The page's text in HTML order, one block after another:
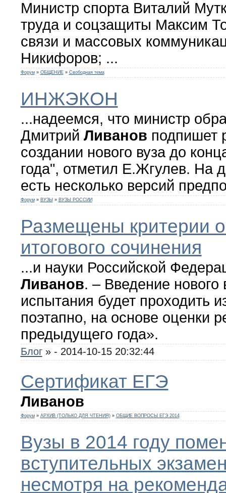
Министр спорта Виталий
труда и соцзащиты Максим
связи и массовых
Никифоров; ...
Форум » ОБЩЕНИЕ » Свободная тема
ИНЖЭКОН
...надеемся, что министр
Дмитрий Ливанов подпишет
создании нового вуза до
года", отметил Е.Жгулев. На
есть несколько версий
Форум » ВУЗЫ » ВУЗЫ РОССИИ
Размещены критерии
итогового сочинения
...и науки Российской
Ливанов. – Введение нового
испытания будет проходить
поэтапно, на основе оценки
предыдущего года».
Блог » - 2014-10-15 20:32:44
Сертификат ЕГЭ
Ливанов
Форум » АРХИВ (ТОЛЬКО ДЛЯ ЧТЕНИЯ) » ОБЩИЕ ВОПРОСЫ ЕГЭ 2014
Вузы в 2014 году
вступительных
несмотря на